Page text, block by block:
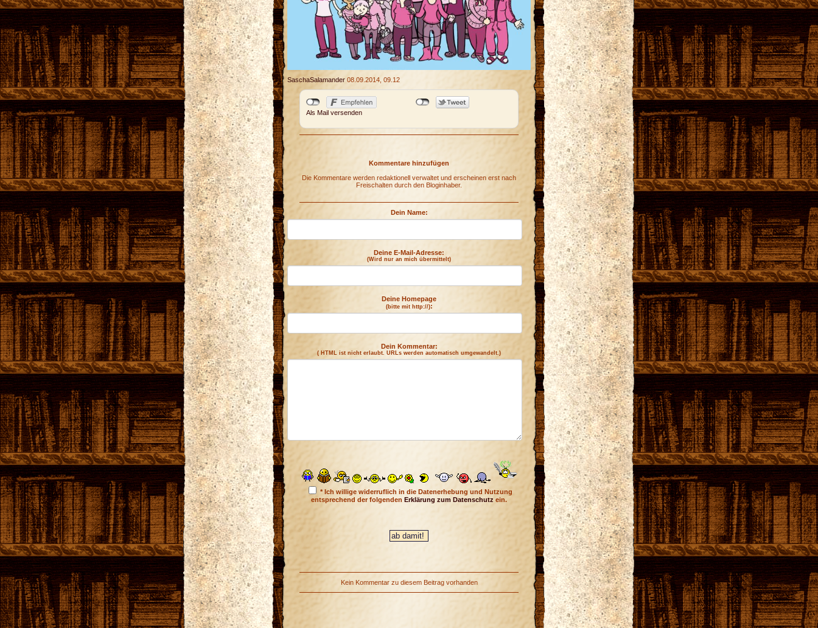
SaschaSalamander 08.09.2014, 09.12
Als Mail versenden
Kommentare hinzufügen
Die Kommentare werden redaktionell verwaltet und erscheinen erst nach
Freischalten durch den Bloginhaber.
Dein Name:
Deine E-Mail-Adresse:
(Wird nur an mich übermittelt)
Deine Homepage
(bitte mit http://):
Dein Kommentar:
( HTML ist nicht erlaubt. URLs werden automatisch umgewandelt.)
* Ich willige widerruflich in die Datenerhebung und Nutzung
entsprechend der folgenden Erklärung zum Datenschutz ein.
Kein Kommentar zu diesem Beitrag vorhanden